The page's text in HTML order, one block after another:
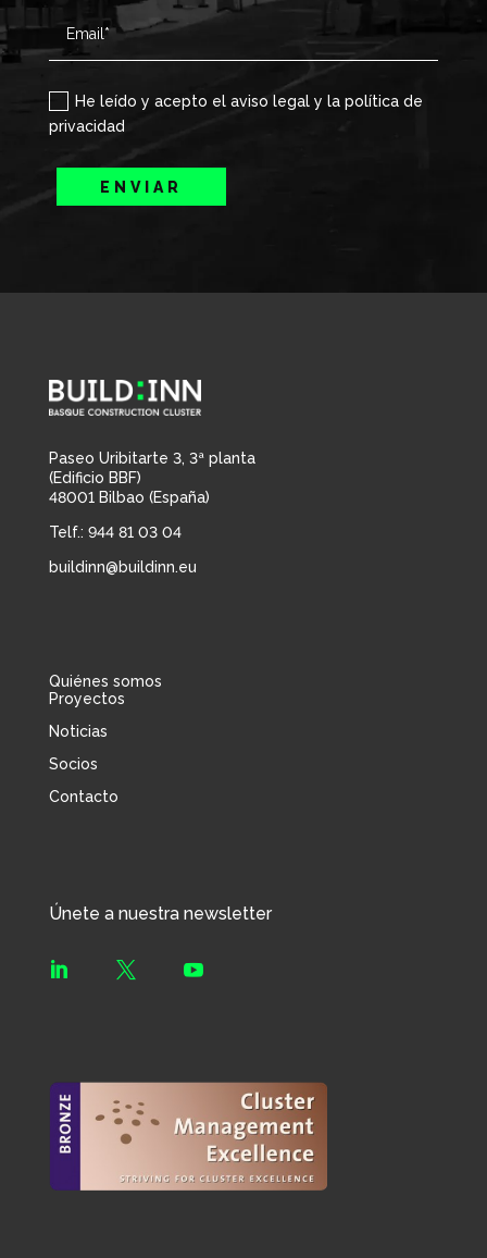
He leído y acepto el aviso legal y la política de
privacidad
ENVIAR
Paseo Uribitarte 3, 3ª planta
(Edificio BBF)
48001 Bilbao (España)
Telf.: 944 81 03 04
buildinn@buildinn.eu
Quiénes somos
Proyectos
Noticias
Socios
Contacto
Únete a nuestra newsletter
  